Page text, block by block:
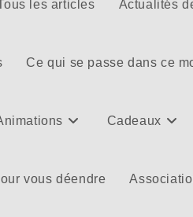
les articles Actualités
Ce qui se passe dans ce
Cadeaux
vous déendre